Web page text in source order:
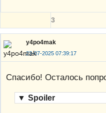
3
y4po4mak
22-07-2025 07:39:17
Спасибо! Осталось
▼ Spoiler